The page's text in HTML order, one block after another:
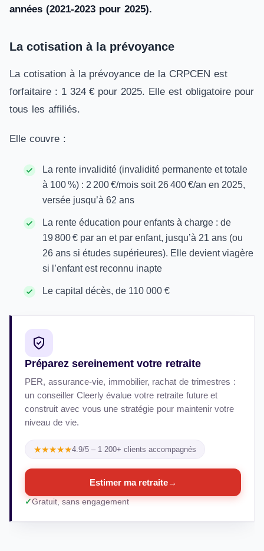
années (2021-2023 pour 2025).
La cotisation à la prévoyance
La cotisation à la prévoyance de la CRPCEN est
forfaitaire : 1 324 € pour 2025. Elle est obligatoire pour
tous les affiliés.
Elle couvre :
La rente invalidité (invalidité permanente et totale
à 100 %) : 2 200 €/mois soit 26 400 €/an en 2025,
versée jusqu’à 62 ans
La rente éducation pour enfants à charge : de
19 800 € par an et par enfant, jusqu’à 21 ans (ou
26 ans si études supérieures). Elle devient viagère
si l’enfant est reconnu inapte
Le capital décès, de 110 000 €
Préparez sereinement votre retraite
PER, assurance-vie, immobilier, rachat de trimestres :
un conseiller Cleerly évalue votre retraite future et
construit avec vous une stratégie pour maintenir votre
niveau de vie.
★★★★★4.9/5 – 1 200+ clients accompagnés
Estimer ma retraite→
Gratuit, sans engagement